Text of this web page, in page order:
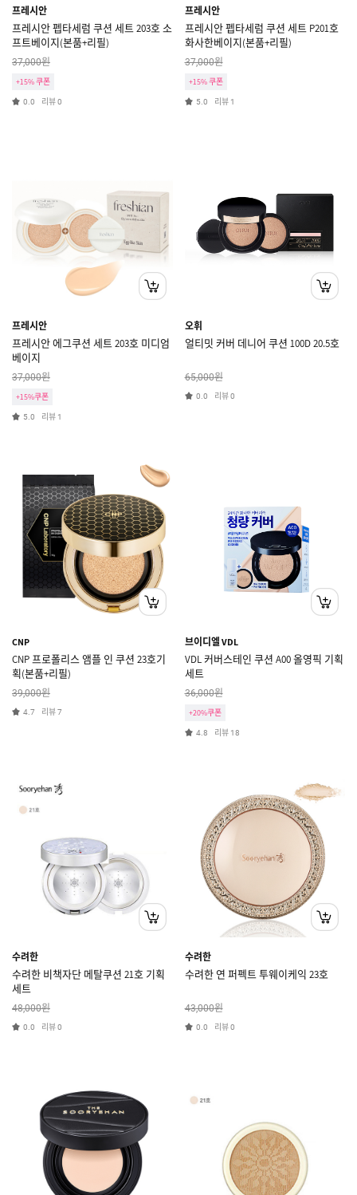
프레시안
프레시안 펩타세럼 쿠션 세트 203호 소
프트베이지(본품+리필)
37,000원
+15% 쿠폰
0.0 리뷰0
프레시안
프레시안 펩타세럼 쿠션 세트 P201호
화사한베이지(본품+리필)
37,000원
+15% 쿠폰
5.0 리뷰 1
프레시안
프레시안 에그쿠션 세트 203호 미디엄
베이지
37,000원
+15%쿠폰
5.0 리뷰 1
오휘
얼티밋 커버 데니어 쿠션 100D 20.5호
65,000원
0.0 리뷰0
CNP
CNP 프로폴리스 앰플 인 쿠션 23호기
획(본품+리필)
39,000원
4.7 리뷰7
브이디엘 VDL
VDL 커버스테인 쿠션 A00 올영픽 기획
세트
36,000원
+20%쿠폰
4.8 리뷰 18
수려한
수려한 비책자단 메탈쿠션 21호 기획
세트
48,000원
0.0 리뷰0
수려한
수려한 연 퍼펙트 투웨이케익 23호
43,000원
0.0 리뷰0